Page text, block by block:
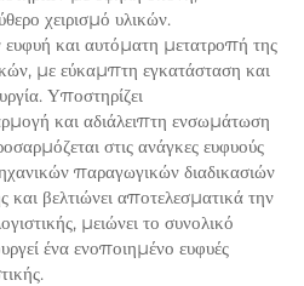
χειρισμό υλικών.
και αυτόματη μετατροπή της
με εύκαμπτη εγκατάσταση και
Υποστηρίζει
και αδιάλειπτη ενσωμάτωση
στις ανάγκες ευφυούς
παραγωγικών διαδικασιών
και βελτιώνει αποτελεσματικά την
μειώνει το συνολικό
ένα ενοποιημένο ευφυές